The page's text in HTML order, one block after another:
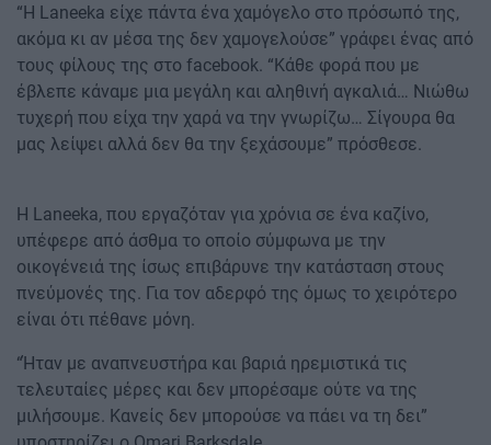
“Η Laneeka είχε πάντα ένα χαμόγελο στο πρόσωπό της,
ακόμα κι αν μέσα της δεν χαμογελούσε” γράφει ένας από
τους φίλους της στο facebook. “Κάθε φορά που με
έβλεπε κάναμε μια μεγάλη και αληθινή αγκαλιά… Νιώθω
τυχερή που είχα την χαρά να την γνωρίζω… Σίγουρα θα
μας λείψει αλλά δεν θα την ξεχάσουμε” πρόσθεσε.
Η Laneeka, που εργαζόταν για χρόνια σε ένα καζίνο,
υπέφερε από άσθμα το οποίο σύμφωνα με την
οικογένειά της ίσως επιβάρυνε την κατάσταση στους
πνεύμονές της. Για τον αδερφό της όμως το χειρότερο
είναι ότι πέθανε μόνη.
“Ήταν με αναπνευστήρα και βαριά ηρεμιστικά τις
τελευταίες μέρες και δεν μπορέσαμε ούτε να της
μιλήσουμε. Κανείς δεν μπορούσε να πάει να τη δει”